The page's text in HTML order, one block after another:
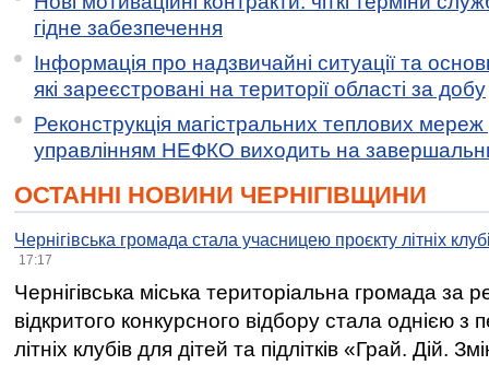
гідне забезпечення
Інформація про надзвичайні ситуації та
які зареєстровані на території області за добу
Реконструкція магістральних теплових мереж
управлінням НЕФКО виходить на
ОСТАННІ НОВИНИ ЧЕРНІГІВЩИНИ
Чернігівська громада стала учасницею проєкту літніх
17:17
Чернігівська міська територіальна громада за
відкритого конкурсного відбору стала однією
літніх клубів для дітей та підлітків «Грай. Дій.